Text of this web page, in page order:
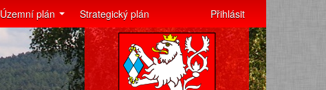
Územní plán Strategický plán Přihlásit